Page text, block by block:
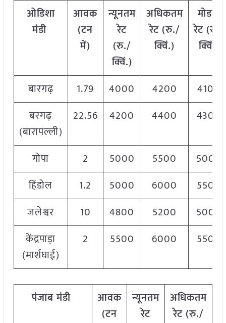
ओडिशा
मंडी
आवक
(टन
में)
न्यूनतम
रेट
(रु./
क्विं.)
अधिकतम
रेट (रु./
क्विं.)
मोडल
रेट (रु./
क्विं.)
बारगढ़ 1.79 4000 4200
4100
बरगढ़
(बारापल्ली)
22.56 4200 4400 4300
गोपा 2 5000 5500
5000
हिंडोल
1.2 5000 6000
5500
जलेश्वर
10 4800 5200
5000
केंद्रपाड़ा
(मार्शघाई)
2 5500 6000 5500
पंजाब मंडी
आवक
(टन
न्यूनतम
रेट
अधिकतम
रेट (रु./